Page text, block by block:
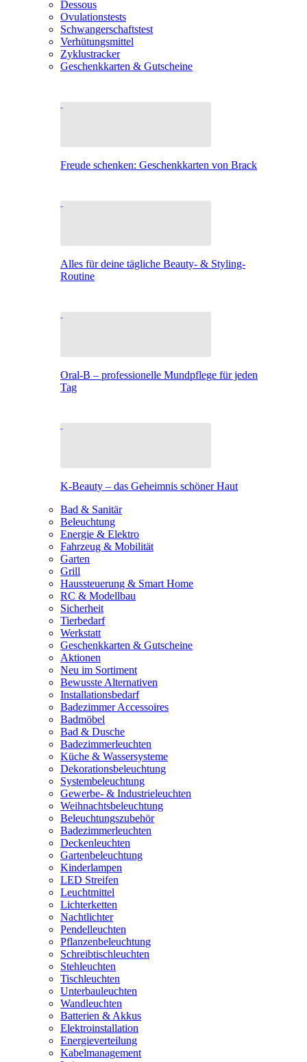
Dessous
Ovulationstests
Schwangerschaftstest
Verhütungsmittel
Zyklustracker
Geschenkkarten & Gutscheine
Freude schenken: Geschenkkarten von Brack
Alles für deine tägliche Beauty- & Styling-
Routine
Oral-B – professionelle Mundpflege für jeden
Tag
K-Beauty – das Geheimnis schöner Haut
Bad & Sanitär
Beleuchtung
Energie & Elektro
Fahrzeug & Mobilität
Garten
Grill
Haussteuerung & Smart Home
RC & Modellbau
Sicherheit
Tierbedarf
Werkstatt
Geschenkkarten & Gutscheine
Aktionen
Neu im Sortiment
Bewusste Alternativen
Installationsbedarf
Badezimmer Accessoires
Badmöbel
Bad & Dusche
Badezimmerleuchten
Küche & Wassersysteme
Dekorationsbeleuchtung
Systembeleuchtung
Gewerbe- & Industrieleuchten
Weihnachtsbeleuchtung
Beleuchtungszubehör
Badezimmerleuchten
Deckenleuchten
Gartenbeleuchtung
Kinderlampen
LED Streifen
Leuchtmittel
Lichterketten
Nachtlichter
Pendelleuchten
Pflanzenbeleuchtung
Schreibtischleuchten
Stehleuchten
Tischleuchten
Unterbauleuchten
Wandleuchten
Batterien & Akkus
Elektroinstallation
Energieverteilung
Kabelmanagement